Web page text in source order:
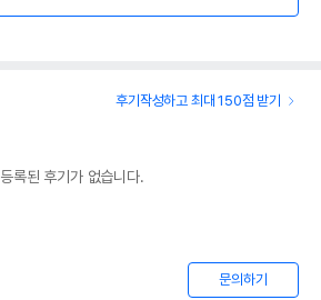
후기작성하고 최대 150점 받기
등록된 후기가 없습니다.
문의하기